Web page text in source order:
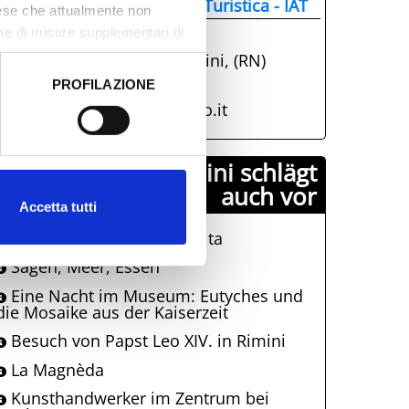
che attualmente non
di misure supplementari di
PROFILAZIONE
Accetta tutti
e Accoglienza Turistica - IAT
+39 0541.51441
Parco Fellini, 47921, Rimini, (RN)
info@visitrimini.com
http://www.riminiturismo.it
Comune di Rimini schlägt
auch vor
La Terrazza Della Dolce Vita
Sagen, Meer, Essen
Eine Nacht im Museum: Eutyches und
Mosaike aus der Kaiserzeit
Besuch von Papst Leo XIV. in Rimini
La Magnèda
Kunsthandwerker im Zentrum bei